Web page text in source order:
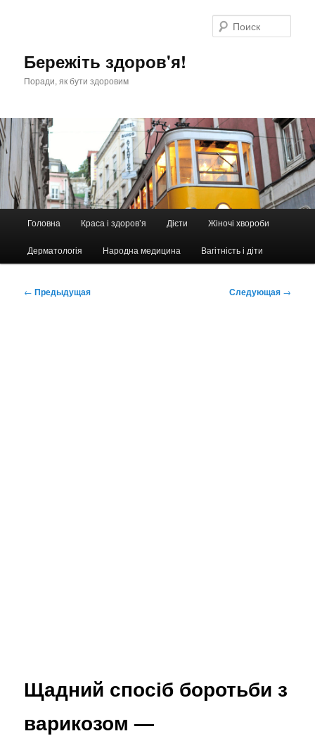
Бережіть здоров'я!
Поради, як бути здоровим
Головна Краса і здоров’я Дієти Жіночі хвороби
Дерматологія Народна медицина Вагітність і діти
Навигация
← Предыдущая Следующая →
Щадний спосіб боротьби з
варикозом —